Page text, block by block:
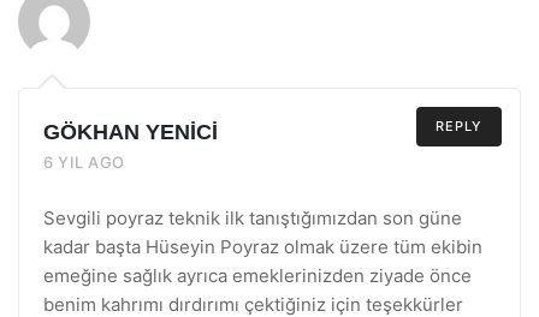
GÖKHAN YENICI
6 YIL AGO
Sevgili poyraz teknik ilk tanıştığımızdan son güne
kadar başta Hüseyin Poyraz olmak üzere tüm ekibin
emeğine sağlık ayrıca emeklerinizden ziyade önce
benim kahrımı dırdırımı çektiğiniz için teşekkürler
REPLY